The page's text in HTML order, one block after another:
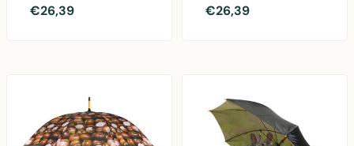
Grote paraplu met
€26,39
en hartvormig design.
€26,39